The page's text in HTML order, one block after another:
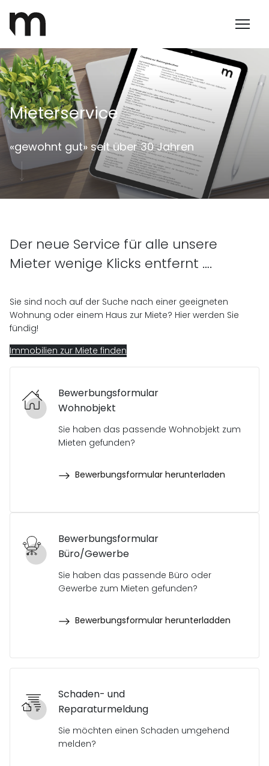
Mieterservice
«gewohnt gut» seit über 30 Jahren
Der neue Service für alle unsere
Mieter wenige Klicks entfernt ….
Sie sind noch auf der Suche nach einer geeigneten
Wohnung oder einem Haus zur Miete? Hier werden Sie
fündig!
Immobilien zur Miete finden
Bewerbungsformular
Wohnobjekt
Sie haben das passende Wohnobjekt zum
Mieten gefunden?
Bewerbungsformular herunterladen
Bewerbungsformular
Büro/Gewerbe
Sie haben das passende Büro oder
Gewerbe zum Mieten gefunden?
Bewerbungsformular herunterladden
Schaden- und
Reparaturmeldung
Sie möchten einen Schaden umgehend
melden?